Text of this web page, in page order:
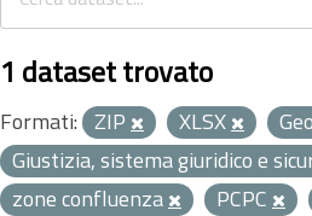
1 dataset trovato
Formati: ZIP XLSX
Giustizia, sistema giuridico e
zone confluenza
PCPC